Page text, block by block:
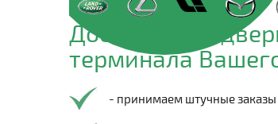
Доставим до
терминала
- принимаем штучные